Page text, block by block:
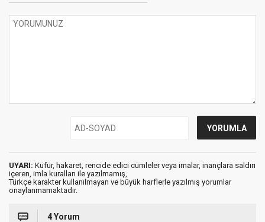
UYARI: Küfür, hakaret, rencide edici cümleler veya imalar, inançlara saldırı
içeren, imla kuralları ile yazılmamış,
Türkçe karakter kullanılmayan ve büyük harflerle yazılmış yorumlar
onaylanmamaktadır.
4 Yorum